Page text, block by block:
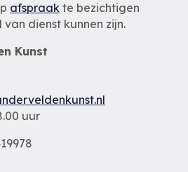
afspraak te bezichtigen
dienst kunnen zijn.
Kunst
uur